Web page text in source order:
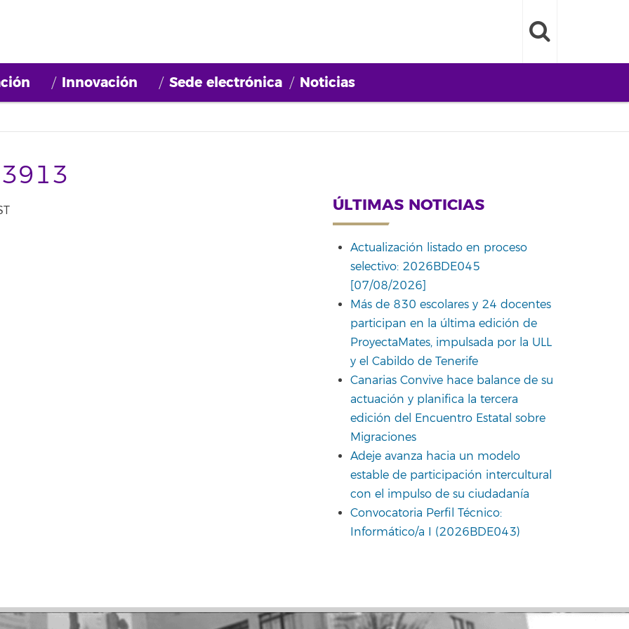
Innovación Sede electrónica Noticias
ÚLTIMAS NOTICIAS
Actualización listado en proceso
selectivo: 2026BDE045
[07/08/2026]
Más de 830 escolares y 24 docentes
participan en la última edición de
ProyectaMates, impulsada por la ULL
y el Cabildo de Tenerife
Canarias Convive hace balance de su
actuación y planifica la tercera
edición del Encuentro Estatal sobre
Migraciones
Adeje avanza hacia un modelo
estable de participación intercultural
con el impulso de su ciudadanía
Convocatoria Perfil Técnico:
Informático/a I (2026BDE043)